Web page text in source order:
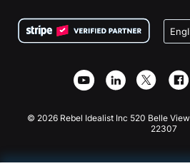
Privacy
Affiliate Partnerschap
Goede Doelen Fondsenwerving
Wix Donatie Plugin
Webflow Donatie App
Joomla Donatie
© 2026 Rebel Idealist Inc 520 Belle
22307